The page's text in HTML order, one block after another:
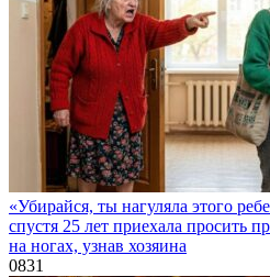
«Убирайся, ты нагуляла этого
спустя 25 лет приехала просить
на ногах, узнав хозяина
0831